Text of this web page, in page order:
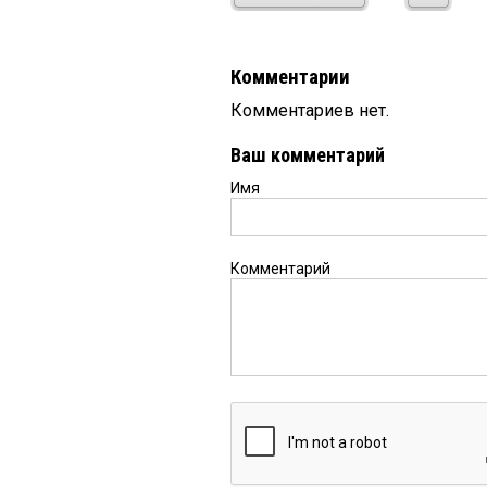
Комментарии
Комментариев нет.
Ваш комментарий
Имя
Комментарий